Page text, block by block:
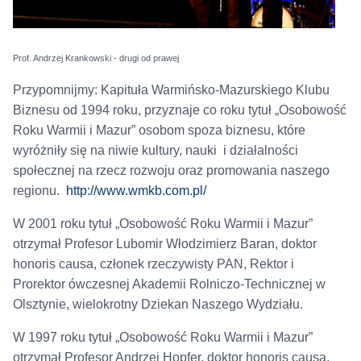
Prof. Andrzej Krankowski - drugi od prawej
Przypomnijmy: Kapituła Warmińsko-Mazurskiego Klubu
Biznesu od 1994 roku, przyznaje co roku tytuł „Osobowość
Roku Warmii i Mazur” osobom spoza biznesu, które
wyróżniły się na niwie kultury, nauki i działalności
społecznej na rzecz rozwoju oraz promowania naszego
regionu.
http://www.wmkb.com.pl/
W 2001 roku tytuł „Osobowość Roku Warmii i Mazur”
otrzymał Profesor Lubomir Włodzimierz Baran, doktor
honoris causa, członek rzeczywisty PAN, Rektor i
Prorektor ówczesnej Akademii Rolniczo-Technicznej w
Olsztynie, wielokrotny Dziekan Naszego Wydziału.
W 1997 roku tytuł „Osobowość Roku Warmii i Mazur”
otrzymał Profesor Andrzej Hopfer, doktor honoris causa,